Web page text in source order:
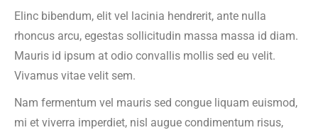
Elinc bibendum, elit vel lacinia hendrerit, ante nulla
rhoncus arcu, egestas sollicitudin massa massa id diam.
Mauris id ipsum at odio convallis mollis sed eu velit.
Vivamus vitae velit sem.
Nam fermentum vel mauris sed congue liquam euismod,
mi et viverra imperdiet, nisl augue condimentum risus,